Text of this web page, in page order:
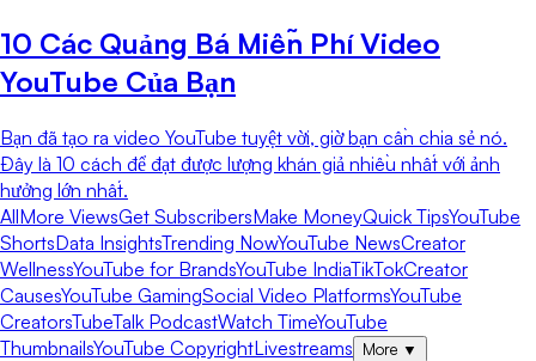
10 Các Quảng Bá Miễn Phí Video
YouTube Của Bạn
Bạn đã tạo ra video YouTube tuyệt vời, giờ bạn cần chia sẻ nó.
Đây là 10 cách để đạt được lượng khán giả nhiều nhất với ảnh
hưởng lớn nhất.
AllMore ViewsGet SubscribersMake MoneyQuick TipsYouTube
ShortsData InsightsTrending NowYouTube NewsCreator
WellnessYouTube for BrandsYouTube IndiaTikTokCreator
CausesYouTube GamingSocial Video PlatformsYouTube
CreatorsTubeTalk PodcastWatch TimeYouTube
ThumbnailsYouTube CopyrightLivestreams More ▼